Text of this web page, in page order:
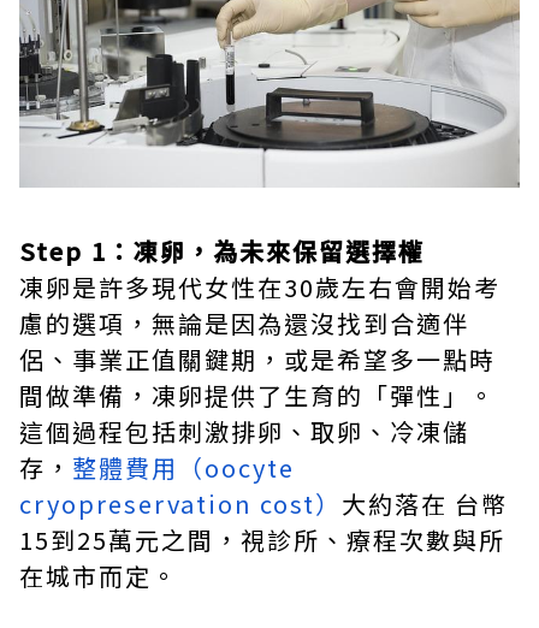
Step 1：凍卵，為未來保留選擇權
凍卵是許多現代女性在30歲左右會開始考
慮的選項，無論是因為還沒找到合適伴
侶、事業正值關鍵期，或是希望多一點時
間做準備，凍卵提供了生育的「彈性」。
這個過程包括刺激排卵、取卵、冷凍儲
存， 整體費用（oocyte
cryopreservation cost） 大約落在 台幣
15到25萬元之間，視診所、療程次數與所
在城市而定。